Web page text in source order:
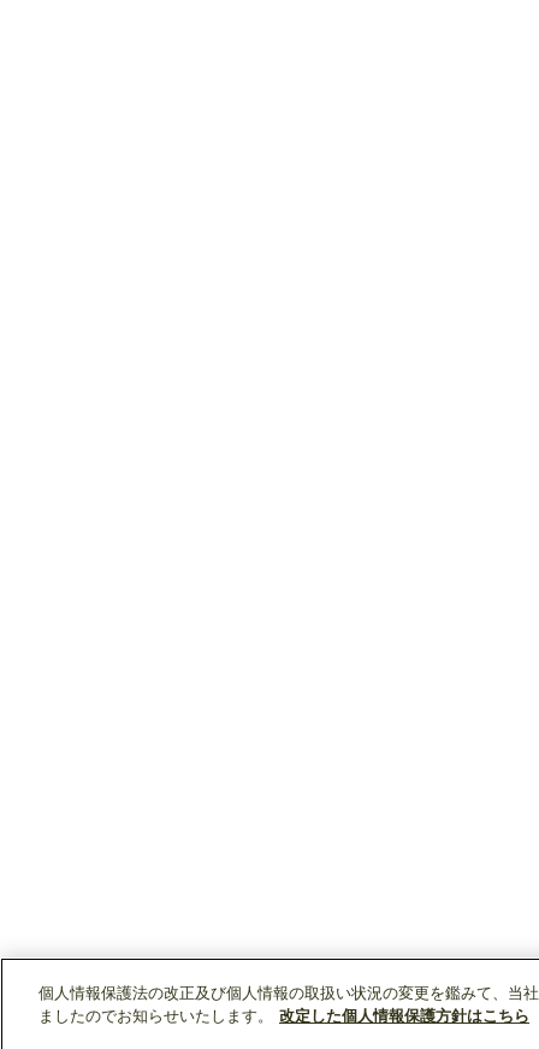
個人情報保護法の改正及び個人情報の取扱い状況の変更を鑑みて、当
ましたのでお知らせいたします。
改定した個人情報保護方針はこちら